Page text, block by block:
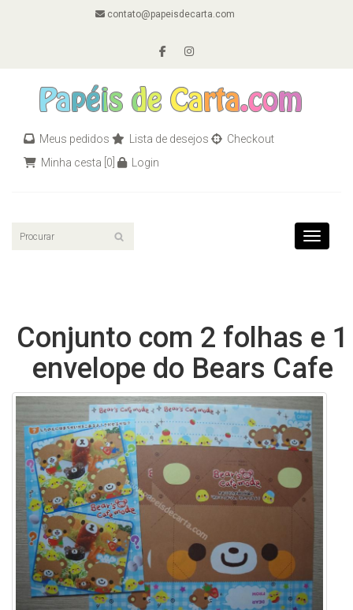
contato@papeisdecarta.com
Meus pedidos Lista de desejos
Checkout
Minha cesta [0] Login
Toggle
Conjunto com 2 folhas e 1
envelope do Bears Cafe